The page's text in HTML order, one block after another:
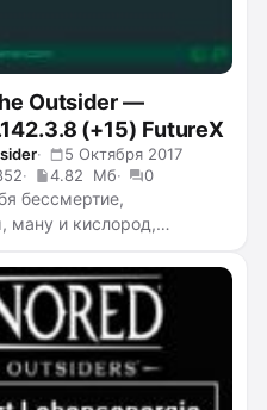
Outsider —
(+15) FutureX
5 Октября 2017
4.82 Мб 0
бессмертие,
ману и кислород,
бесконечные монеты,
бесконечный целебный
здоровье,
а также